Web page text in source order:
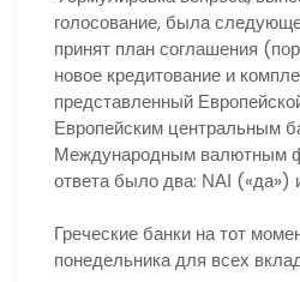
голосование, была
принят план соглашения
новое кредитование и
представленный
Европейским центральным
Международным валютным
ответа было два: ΝΑΙ («да»)
Греческие банки на тот
понедельника для всех